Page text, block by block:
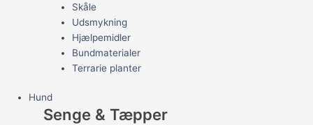
Skåle
Udsmykning
Hjælpemidler
Bundmaterialer
Terrarie planter
Hund
Senge & Tæpper